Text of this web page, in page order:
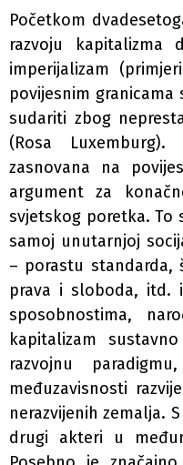
Početkom
razvoju kapitalizma
imperijalizam
povijesnim
sudariti zbog
(Rosa
zasnovana na
argument za
svjetskog poretka. To
samoj unutarnjoj
– porastu standarda,
prava i sloboda, itd.
sposobnostima,
kapitalizam
razvojnu
međuzavisnosti
nerazvijenih zemalja.
drugi akteri u